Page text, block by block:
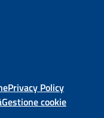
Privacy Policy
Gestione cookie